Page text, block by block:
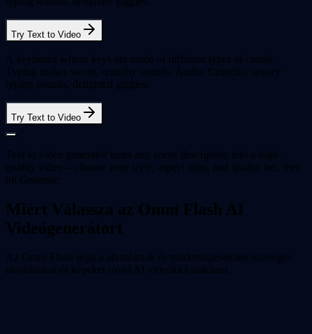
Try Text to Video
A keyboard whose keys are made of different types of candy.
Typing makes sweet, crunchy sounds. Audio: Crunchy, sugary
typing sounds, delighted giggles.
Try Text to Video
Text to video generator turns any scene description into a high-
quality video -- choose your style, aspect ratio, and quality tier, then
hit Generate.
Miért Válassza az Omni Flash AI
Videógenerátort
Az Omni Flash segít a alkotóknak és marketingeseknek szöveges
utasításokat és képeket rövid AI videókká alakítani.